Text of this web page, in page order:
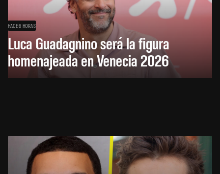
HACE 6 HORAS
Luca Guadagnino será la figura
homenajeada en Venecia 2026